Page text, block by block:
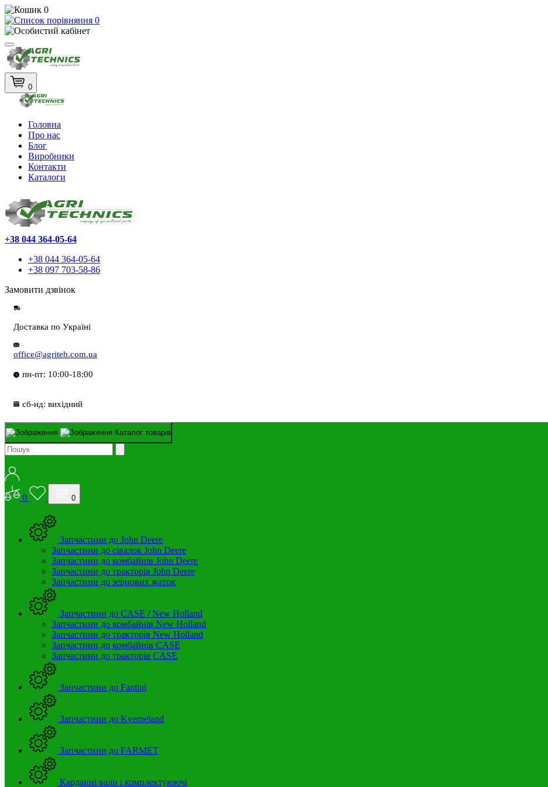
0
0
0
Головна
Про нас
Блог
Виробники
Контакти
Каталоги
+38 044 364-05-64
+38 044 364-05-64
+38 097 703-58-86
Замовити дзвінок
Доставка по Україні
office@agriteh.com.ua
пн-пт: 10:00-18:00
сб-нд: вихідний
Каталог товарів
0 0
Запчастини до John Deere
Запчастини до сівалок John Deere
Запчастини до комбайнів John Deere
Запчастини до тракторів John Deere
Запчастини до зернових жаток
Запчастини до CASE / New Holland
Запчастини до комбайнів New Holland
Запчастини до тракторів New Holland
Запчастини до комбайнів CASE
Запчастини до тракторів CASE
Запчастини до Fantini
Запчастини до Kverneland
Запчастини до FARMET
Карданні вали і комплектуюючі